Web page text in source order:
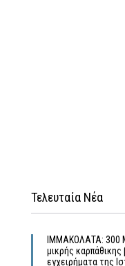
Τελευταία Νέα
ΙΜΜΑΚΟΛΑΤΑ: 300
μικρής
εγχειρήματα της